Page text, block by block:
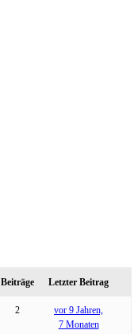
Beiträge Letzter Beitrag
2
vor 9 Jahren,
7 Monaten